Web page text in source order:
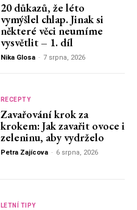
20 důkazů, že léto
vymýšlel chlap. Jinak si
některé věci neumíme
vysvětlit – 1. díl
Nika Glosa - 7 srpna, 2026
RECEPTY
Zavařování krok za
krokem: Jak zavařit ovoce i
zeleninu, aby vydrželo
Petra Zajícova - 6 srpna, 2026
LETNÍ TIPY